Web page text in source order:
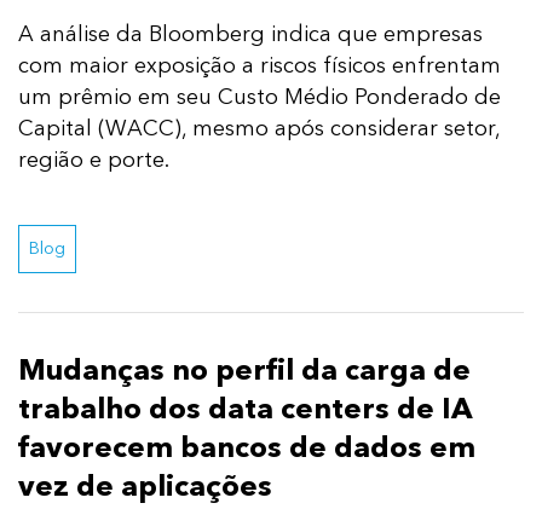
A análise da Bloomberg indica que empresas
com maior exposição a riscos físicos enfrentam
um prêmio em seu Custo Médio Ponderado de
Capital (WACC), mesmo após considerar setor,
região e porte.
Blog
Mudanças no perfil da carga de
trabalho dos data centers de IA
favorecem bancos de dados em
vez de aplicações